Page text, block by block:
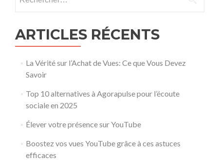
ARTICLES RÉCENTS
La Vérité sur l’Achat de Vues: Ce que Vous Devez
Savoir
Top 10 alternatives à Agorapulse pour l’écoute
sociale en 2025
Élever votre présence sur YouTube
Boostez vos vues YouTube grâce à ces astuces
efficaces